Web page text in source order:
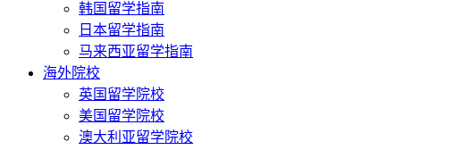
韩国留学指南
日本留学指南
马来西亚留学指南
海外院校
英国留学院校
美国留学院校
澳大利亚留学院校